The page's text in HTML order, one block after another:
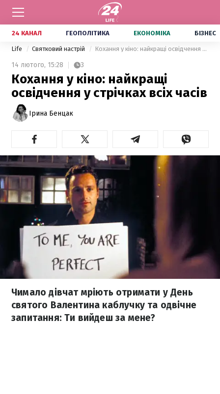
24 КАНАЛ ГЕОПОЛІТИКА ЕКОНОМІКА БІЗНЕС
Life Святковий настрій Кохання у кіно: найкращі освідчення у стрічках всіх часів
14 лютого, 15:28 3
Кохання у кіно: найкращі
освідчення у стрічках всіх часів
Ірина Бенцак
Чимало дівчат мріють отримати у День
святого Валентина каблучку та одвічне
запитання: Ти вийдеш за мене?